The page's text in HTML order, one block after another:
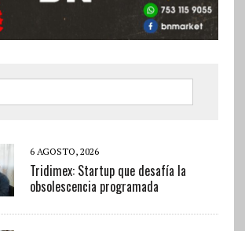
6 AGOSTO, 2026
Tridimex: Startup que desafía la
obsolescencia programada